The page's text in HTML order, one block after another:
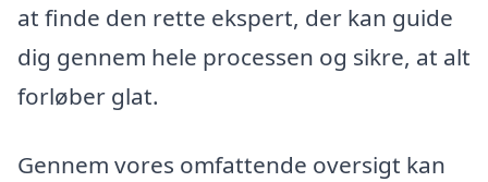
at finde den rette ekspert, der kan guide
dig gennem hele processen og sikre, at alt
forløber glat.
Gennem vores omfattende oversigt kan